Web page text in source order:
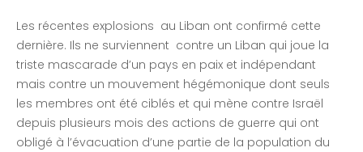
Les récentes explosions au Liban ont confirmé cette
dernière. Ils ne surviennent contre un Liban qui joue la
triste mascarade d’un pays en paix et indépendant
mais contre un mouvement hégémonique dont seuls
les membres ont été ciblés et qui mène contre Israël
depuis plusieurs mois des actions de guerre qui ont
obligé à l’évacuation d’une partie de la population du